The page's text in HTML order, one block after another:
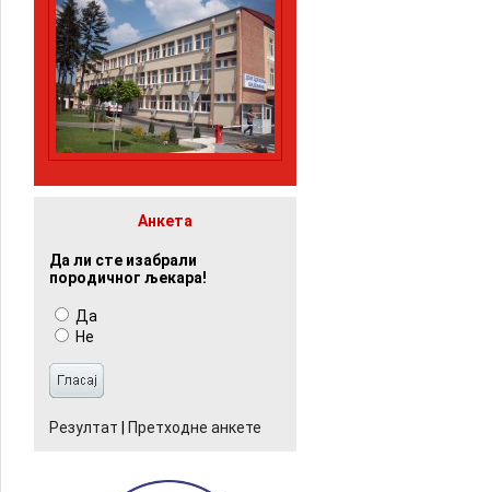
Анкета
Да ли сте изабрали
породичног љекара!
Да
Не
Резултат Претходне анкете